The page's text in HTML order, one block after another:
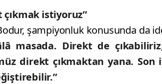
çıkmak istiyoruz”
şampiyonluk konusunda da
masada. Direkt de
direkt çıkmaktan yana. Son